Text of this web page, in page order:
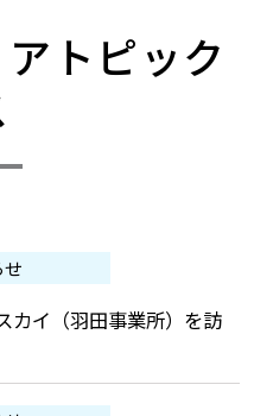
トピック
カイ（羽田事業所）を訪